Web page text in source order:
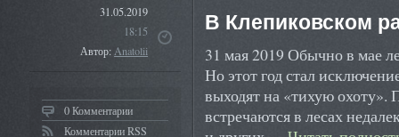
31.05.2019
18:15
Автор:Anatolii
0 Комментарии
Комментарии RSS
В Клепиковском
31 мая 2019 Обычно в мае
Но этот год стал
выходят на «тихую охоту».
встречаются в лесах